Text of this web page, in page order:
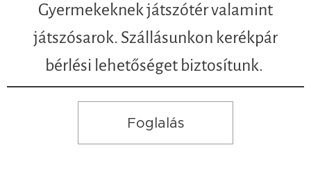
Gyermekeknek játszótér valamint
játszósarok. Szállásunkon kerékpár
bérlési lehetőséget biztosítunk.
Foglalás